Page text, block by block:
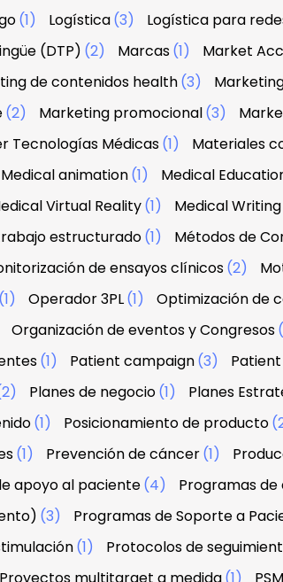
(1) Logística(3) Logística para
(DTP) (2) Marcas(1) Market
de contenidos health(3)
(2) Marketing promocional(3)
Tecnologías Médicas(1) Materiales
Medical animation(1) Medical
Virtual Reality(1) Medical Writing
estructurado(1) Métodos de
de ensayos clínicos(2)
(1) Operador 3PL(1) Optimización de
Organización de eventos y Congresos
(1) Patient campaign(3)
Planes de negocio(1) Planes
(1) Posicionamiento de producto
(1) Prevención de cáncer(1)
apoyo al paciente(4) Programas
(3) Programas de Soporte a
(1) Protocolos de